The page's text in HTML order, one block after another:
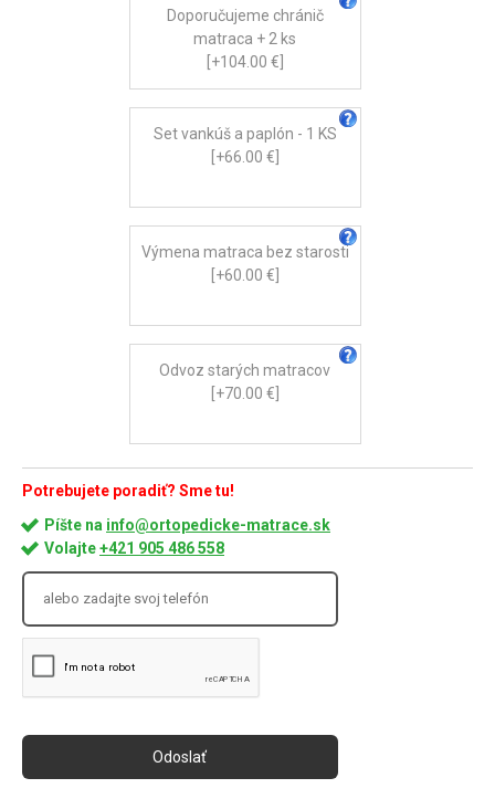
Doporučujeme chránič
matraca + 2 ks
[+104.00 €]
Set vankúš a paplón - 1 KS
[+66.00 €]
Výmena matraca bez starosti
[+60.00 €]
Odvoz starých matracov
[+70.00 €]
Potrebujete poradiť? Sme tu!
Píšte na info@ortopedicke-matrace.sk
Volajte+421 905 486 558